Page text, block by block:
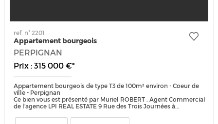
ref. n° 2201
Appartement bourgeois
PERPIGNAN
Prix : 315 000 €*
Appartement bourgeois de type T3 de 100m² environ - Coeur de
ville - Perpignan
Ce bien vous est présenté par Muriel ROBERT , Agent Commercial
de l'agence LPI REAL ESTATE 9 Rue des Trois Journées à...